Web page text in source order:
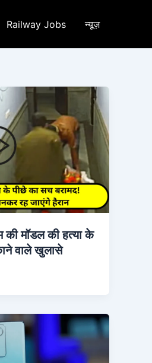
Railway Jobs न्यूज़
की मॉडल की हत्या के
वाले खुलासे